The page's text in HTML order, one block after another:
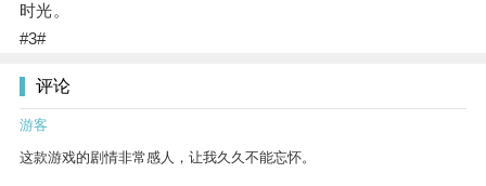
时光。
#3#
评论
游客
这款游戏的剧情非常感人，让我久久不能忘怀。